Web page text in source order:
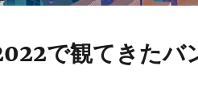
で観てきたバ